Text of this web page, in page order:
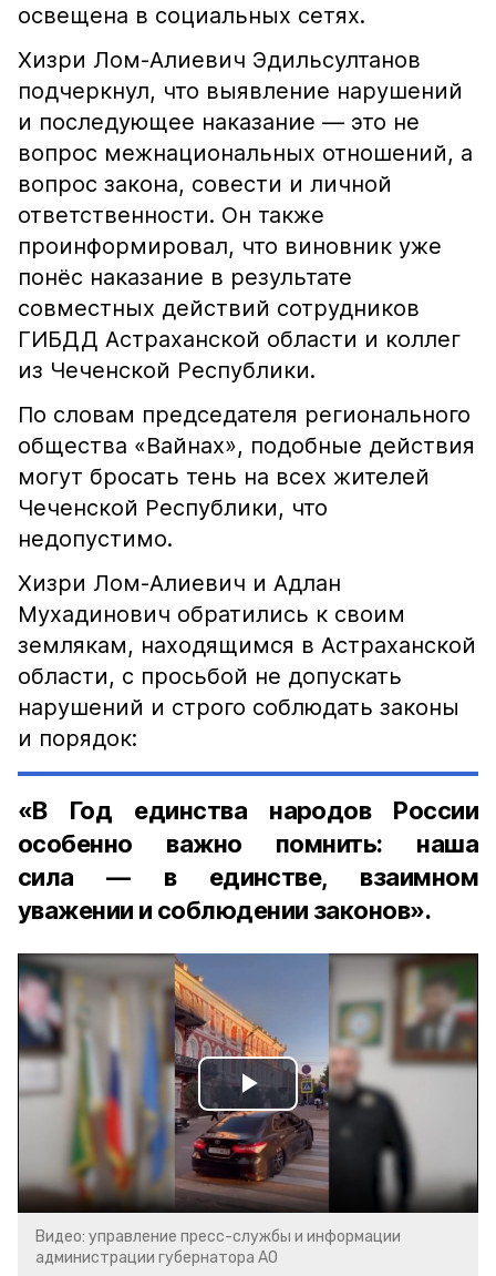
освещена в социальных сетях.
Хизри Лом-Алиевич Эдильсултанов
подчеркнул, что выявление нарушений
и последующее наказание — это не
вопрос межнациональных отношений, а
вопрос закона, совести и личной
ответственности. Он также
проинформировал, что виновник уже
понёс наказание в результате
совместных действий сотрудников
ГИБДД Астраханской области и коллег
из Чеченской Республики.
По словам председателя регионального
общества «Вайнах», подобные действия
могут бросать тень на всех жителей
Чеченской Республики, что
недопустимо.
Хизри Лом-Алиевич и Адлан
Мухадинович обратились к своим
землякам, находящимся в Астраханской
области, с просьбой не допускать
нарушений и строго соблюдать законы
и порядок:
«В Год единства народов России
особенно важно помнить: наша
сила — в единстве, взаимном
уважении и соблюдении законов».
Play
Video
Видео: управление пресс-службы и информации
администрации губернатора АО